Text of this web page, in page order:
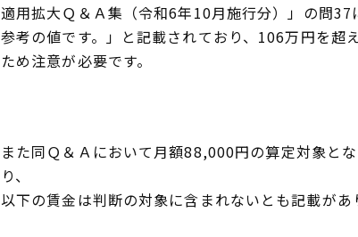
適用拡大Ｑ＆Ａ集（令和6年10月施行分）」の問
参考の値です。」と記載されており、106万円を超
ため注意が必要です。
また同Ｑ＆Ａにおいて月額88,000円の算定対象と
り、
以下の賃金は判断の対象に含まれないとも記載があ